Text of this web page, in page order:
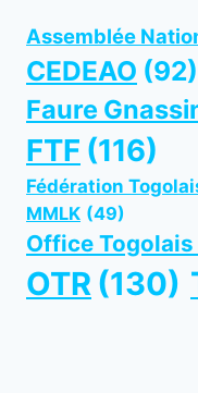
Assemblée
CEDEAO (92)
Faure
FTF (116)
Fédération
MMLK (49)
Office Togolais
OTR (130)